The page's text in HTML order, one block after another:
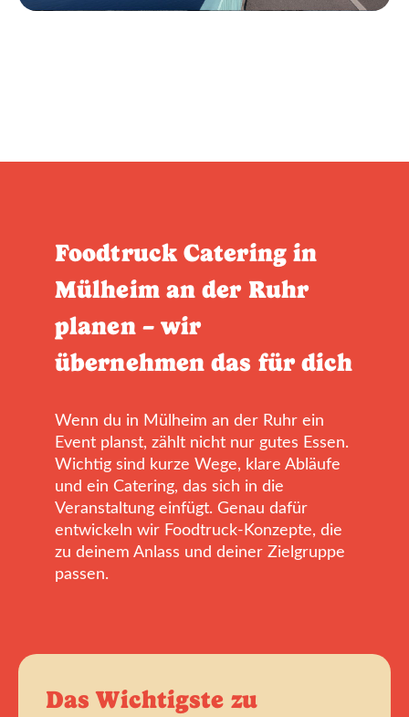
Foodtruck Catering in
Mülheim an der Ruhr
planen – wir
übernehmen das für dich
Wenn du in Mülheim an der Ruhr ein
Event planst, zählt nicht nur gutes Essen.
Wichtig sind kurze Wege, klare Abläufe
und ein Catering, das sich in die
Veranstaltung einfügt. Genau dafür
entwickeln wir Foodtruck-Konzepte, die
zu deinem Anlass und deiner Zielgruppe
passen.
Das Wichtigste zu